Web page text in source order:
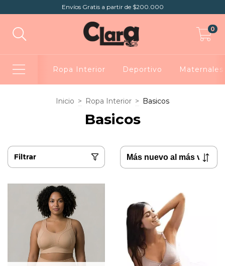
Envíos Gratis a partir de $200.000
0
Ropa Interior Deportivo Maternales
Inicio > Ropa Interior > Basicos
Basicos
Filtrar